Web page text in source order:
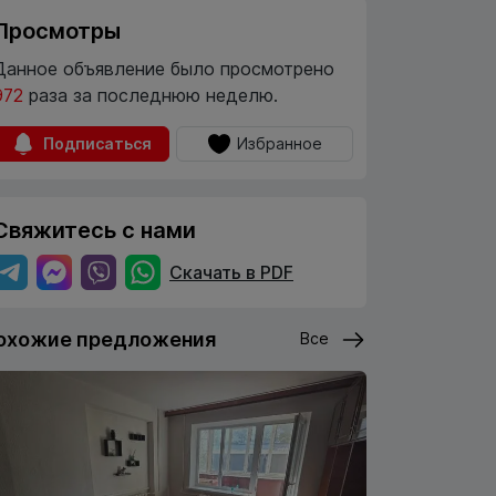
объявление было просмотрено
раза за последнюю неделю.
Подписаться Избранное
с нами
Скачать в PDF
предложения Все